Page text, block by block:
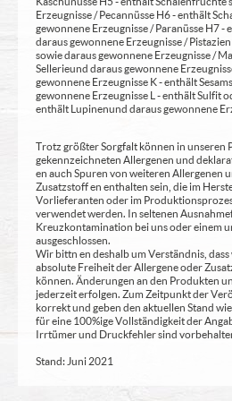
Erzeugnisse / Pecannüsse H6 - enthält
gewonnene Erzeugnisse / Paranüsse H7
daraus gewonnene Erzeugnisse /
sowie daraus gewonnene Erzeugnisse /
Sellerie und daraus gewonnene
gewonnene Erzeugnisse K - enthält
gewonnene Erzeugnisse L - enthält Sulfit
enthält Lupinen und daraus gewonnene
Trotz größter Sorgfalt können in unseren
gekennzeichneten Allergenen und
en auch Spuren von weiteren Allergenen
Zusatzstoff en enthalten sein, die im
Vorlieferanten oder im
verwendet werden. In seltenen
Kreuzkontamination bei uns oder einem
ausgeschlossen.
Wir bittn en deshalb um Verständnis,
absolute Freiheit der Allergene oder
können. Änderungen an den Produkten
jederzeit erfolgen. Zum Zeitpunkt der
korrekt und geben den aktuellen Stand
für eine 100%ige Vollständigkeit der
Irrtümer und Druckfehler sind
Stand: Juni 2021